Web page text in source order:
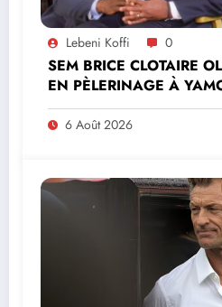
Lebeni Koffi 0
SEM BRICE CLOTAIRE
EN PÈLERINAGE À
MINISTRE PAULIN
PREND PART À LA
6 Août 2026